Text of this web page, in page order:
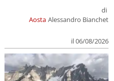
Aosta
di
Alessandro Bianchet
il 06/08/2026